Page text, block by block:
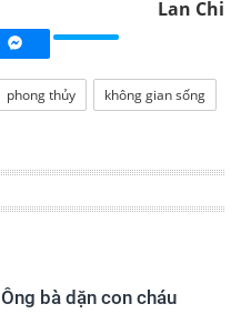
Lan Chi
phong thủy
không gian sống
Ông bà dặn con cháu